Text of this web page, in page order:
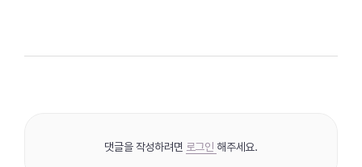
댓글을 작성하려면 로그인 해주세요.